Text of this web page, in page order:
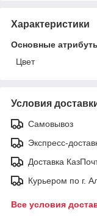
Характеристики
Основные
Цвет
Условия
Самовывоз
Экспресс-
Доставка
Курьером по г.
Все условия